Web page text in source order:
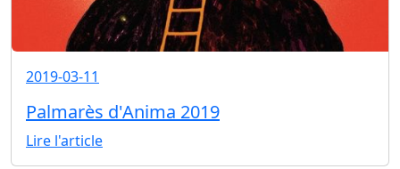
2019-03-11
Palmarès d'Anima 2019
Lire l'article